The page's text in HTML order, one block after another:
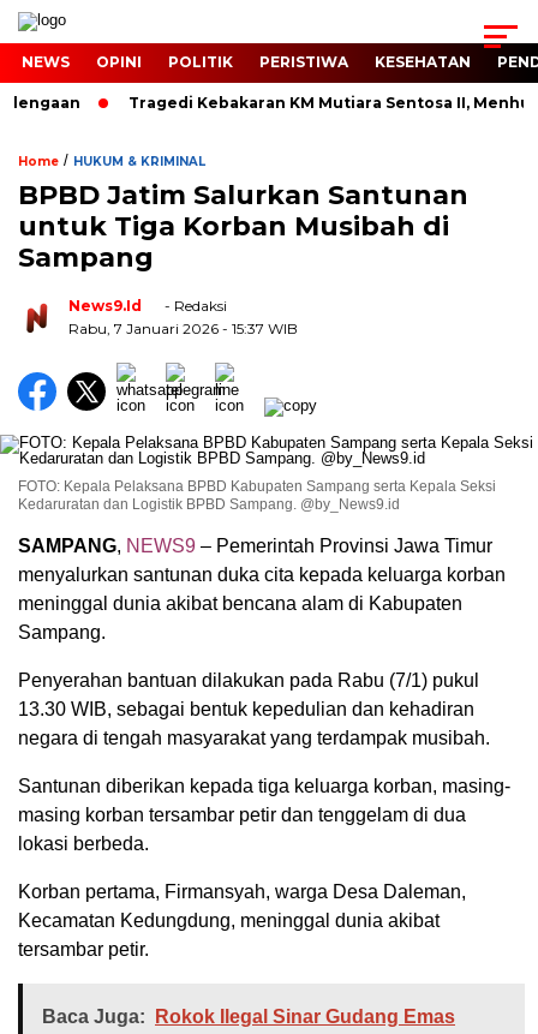
NEWS OPINI POLITIK PERISTIWA KESEHATAN
Tragedi Kebakaran KM Mutiara Sentosa II, Menhub
Home / HUKUM & KRIMINAL
BPBD Jatim Salurkan Santunan
untuk Tiga Korban Musibah di
Sampang
News9.id
- Redaksi
Rabu, 7 Januari 2026 - 15:37 WIB
FOTO: Kepala Pelaksana BPBD Kabupaten Sampang serta Kepala Seksi
Kedaruratan dan Logistik BPBD Sampang. @by_News9.id
SAMPANG, NEWS9 – Pemerintah Provinsi Jawa Timur
menyalurkan santunan duka cita kepada keluarga korban
meninggal dunia akibat bencana alam di Kabupaten
Sampang.
Penyerahan bantuan dilakukan pada Rabu (7/1) pukul
13.30 WIB, sebagai bentuk kepedulian dan kehadiran
negara di tengah masyarakat yang terdampak musibah.
Santunan diberikan kepada tiga keluarga korban, masing-
masing korban tersambar petir dan tenggelam di dua
lokasi berbeda.
Korban pertama, Firmansyah, warga Desa Daleman,
Kecamatan Kedungdung, meninggal dunia akibat
tersambar petir.
Baca Juga:
Rokok Ilegal Sinar Gudang Emas